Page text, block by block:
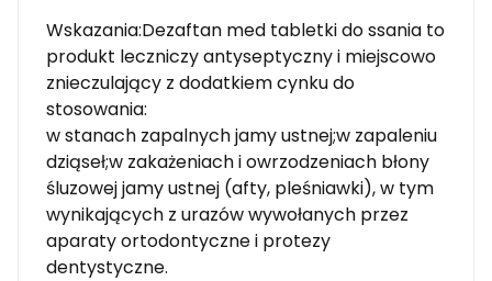
Wskazania:Dezaftan med tabletki do ssania to
produkt leczniczy antyseptyczny i miejscowo
znieczulający z dodatkiem cynku do
stosowania:
w stanach zapalnych jamy ustnej;w zapaleniu
dziąseł;w zakażeniach i owrzodzeniach błony
śluzowej jamy ustnej (afty, pleśniawki), w tym
wynikających z urazów wywołanych przez
aparaty ortodontyczne i protezy
dentystyczne.